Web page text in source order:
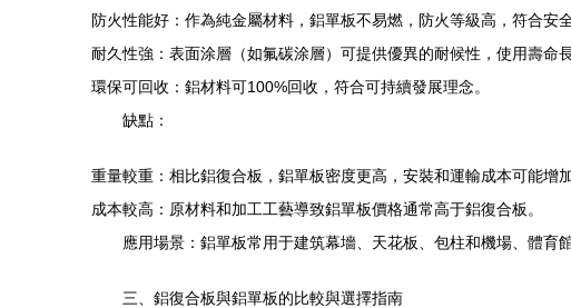
防火性能好：作為純金屬材料，鋁單板不易燃，防火等級高，符合安全
耐久性強：表面涂層（如氟碳涂層）可提供優異的耐候性，使用壽命長
環保可回收：鋁材料可100%回收，符合可持續發展理念。
缺點：
重量較重：相比鋁復合板，鋁單板密度更高，安裝和運輸成本可能增加
成本較高：原材料和加工工藝導致鋁單板價格通常高于鋁復合板。
應用場景：鋁單板常用于建筑幕墻、天花板、包柱和機場、體育
三、鋁復合板與鋁單板的比較與選擇指南